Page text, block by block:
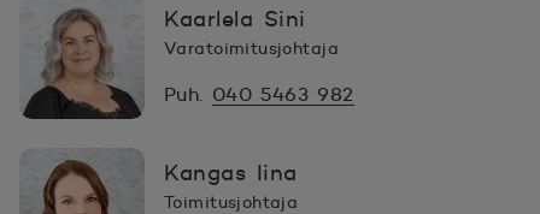
Kaarlela Sini
Varatoimitusjohtaja
Puh. 040 5463 982
Kangas Iina
Toimitusjohtaja